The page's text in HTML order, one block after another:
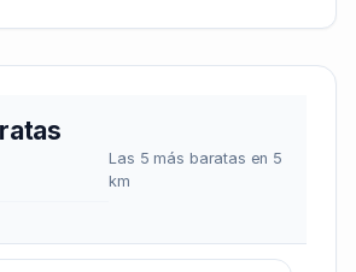
Las 5 más baratas en 5
km